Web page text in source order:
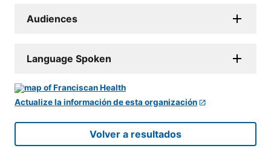
Audiences
Language Spoken
Actualize la información de esta organización
Volver a resultados